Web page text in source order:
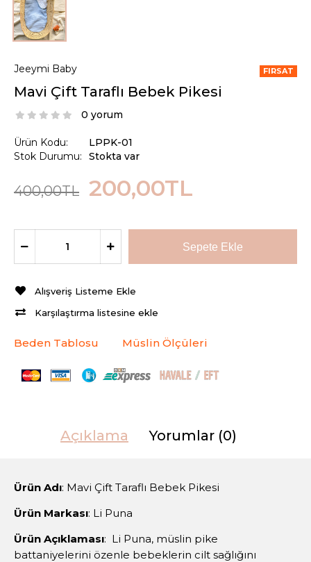
Jeeymi Baby FIRSAT
Mavi Çift Taraflı Bebek Pikesi
0 yorum
Ürün Kodu:
Stok Durumu:
LPPK-01
Stokta var
400,00TL 200,00TL
Alışveriş Listeme Ekle
Karşılaştırma listesine ekle
Beden Tablosu Müslin Ölçüleri
Açıklama Yorumlar (0)
Ürün Adı: Mavi Çift Taraflı Bebek Pikesi
Ürün Markası: Li Puna
Ürün Açıklaması: Li Puna, müslin pike
battaniyelerini özenle bebeklerin cilt sağlığını